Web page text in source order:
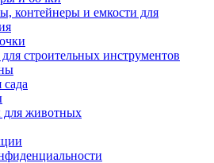
контейнеры и емкости для
строительных инструментов
сада
для животных